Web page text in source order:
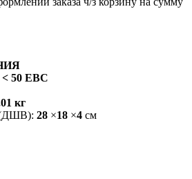
50 EBC
кг
(ДШВ): 28 ×18 ×4 см